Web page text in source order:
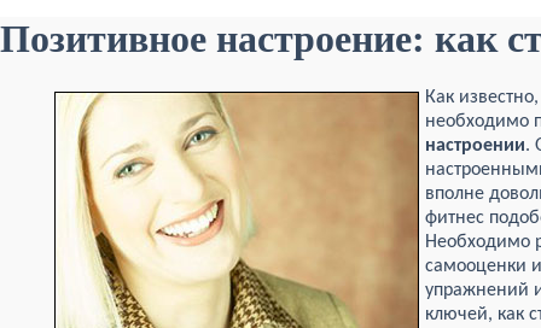
Позитивное настроение: как
Как
необходимо
настроении.
вполне
фитнес
Необходимо
самооценки
упражнений
ключей, как